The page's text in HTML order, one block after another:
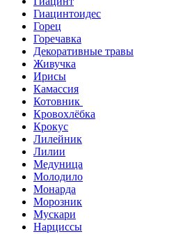
Гиацинтоидес
Горец
Горечавка
Декоративные травы
Живучка
Ирисы
Камассия
Котовник
Кровохлёбка
Крокус
Лилейник
Лилии
Медуница
Молодило
Монарда
Морозник
Мускари
Нарциссы